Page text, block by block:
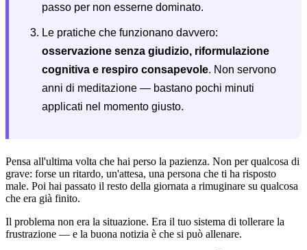
passo per non esserne dominato.
Le pratiche che funzionano davvero:
osservazione senza giudizio, riformulazione
cognitiva e respiro consapevole. Non servono
anni di meditazione — bastano pochi minuti
applicati nel momento giusto.
Pensa all'ultima volta che hai perso la pazienza. Non per qualcosa di
grave: forse un ritardo, un'attesa, una persona che ti ha risposto
male. Poi hai passato il resto della giornata a rimuginare su qualcosa
che era già finito.
Il problema non era la situazione. Era il tuo sistema di tollerare la
frustrazione — e la buona notizia è che si può allenare.